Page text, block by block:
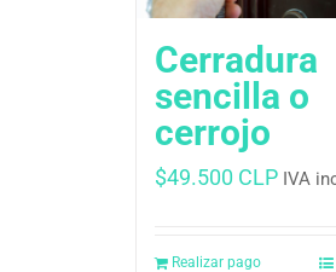
Cerradura
sencilla o
cerrojo
$49.500 CLP IVA
Realizar pago